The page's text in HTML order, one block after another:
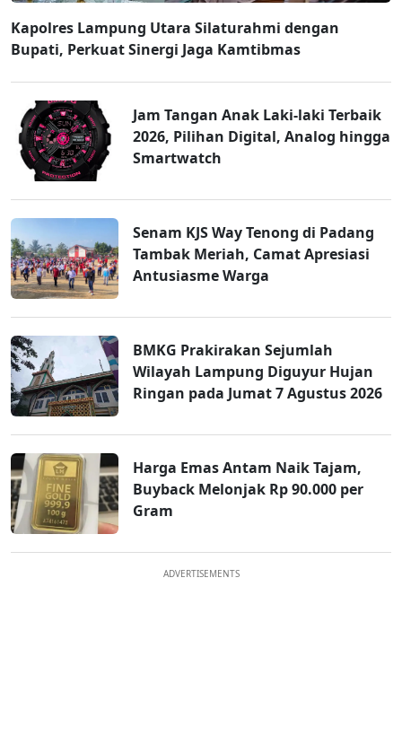
Kapolres Lampung Utara Silaturahmi dengan
Bupati, Perkuat Sinergi Jaga Kamtibmas
Jam Tangan Anak Laki-laki Terbaik
2026, Pilihan Digital, Analog hingga
Smartwatch
Senam KJS Way Tenong di Padang
Tambak Meriah, Camat Apresiasi
Antusiasme Warga
BMKG Prakirakan Sejumlah
Wilayah Lampung Diguyur Hujan
Ringan pada Jumat 7 Agustus 2026
Harga Emas Antam Naik Tajam,
Buyback Melonjak Rp 90.000 per
Gram
ADVERTISEMENTS